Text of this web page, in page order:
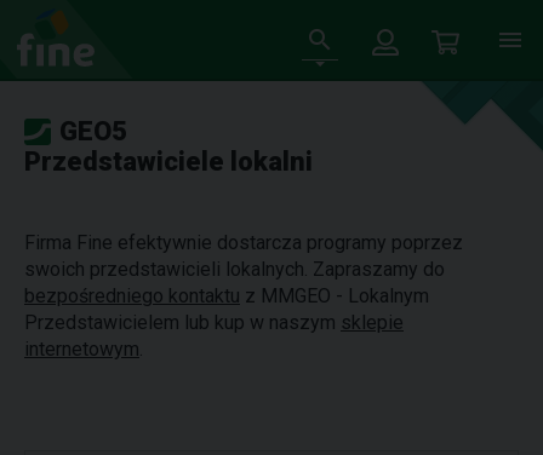
GEO5
Przedstawiciele lokalni
Firma Fine efektywnie dostarcza programy poprzez
swoich przedstawicieli lokalnych. Zapraszamy do
bezpośredniego kontaktu z MMGEO - Lokalnym
Przedstawicielem lub kup w naszym sklepie
internetowym.